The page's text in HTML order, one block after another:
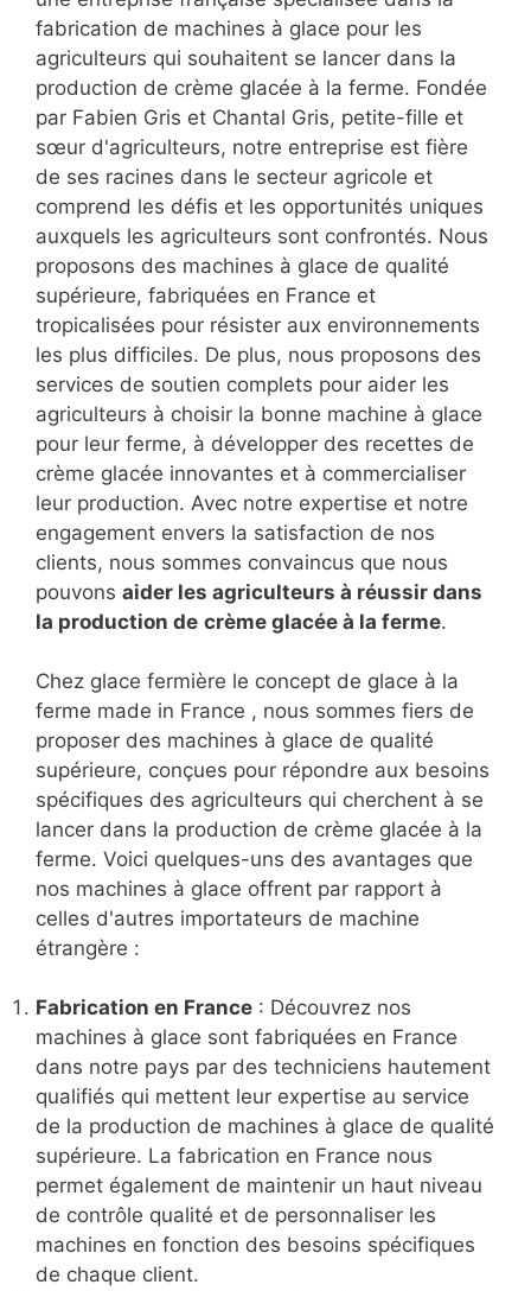
fabrication de machines à glace pour les
agriculteurs qui souhaitent se lancer dans la
production de crème glacée à la ferme. Fondée
par Fabien Gris et Chantal Gris, petite-fille et
sœur d'agriculteurs, notre entreprise est fière
de ses racines dans le secteur agricole et
comprend les défis et les opportunités uniques
auxquels les agriculteurs sont confrontés. Nous
proposons des machines à glace de qualité
supérieure, fabriquées en France et
tropicalisées pour résister aux environnements
les plus difficiles. De plus, nous proposons des
services de soutien complets pour aider les
agriculteurs à choisir la bonne machine à glace
pour leur ferme, à développer des recettes de
crème glacée innovantes et à commercialiser
leur production. Avec notre expertise et notre
engagement envers la satisfaction de nos
clients, nous sommes convaincus que nous
pouvons aider les agriculteurs à réussir dans
la production de crème glacée à la ferme.
Chez glace fermière le concept de glace à la
ferme made in France , nous sommes fiers de
proposer des machines à glace de qualité
supérieure, conçues pour répondre aux besoins
spécifiques des agriculteurs qui cherchent à se
lancer dans la production de crème glacée à la
ferme. Voici quelques-uns des avantages que
nos machines à glace offrent par rapport à
celles d'autres importateurs de machine
étrangère :
Fabrication en France : Découvrez nos
machines à glace sont fabriquées en France
dans notre pays par des techniciens hautement
qualifiés qui mettent leur expertise au service
de la production de machines à glace de qualité
supérieure. La fabrication en France nous
permet également de maintenir un haut niveau
de contrôle qualité et de personnaliser les
machines en fonction des besoins spécifiques
de chaque client.